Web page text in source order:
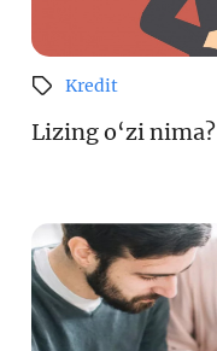
Kredit
Lizing o‘zi nima?